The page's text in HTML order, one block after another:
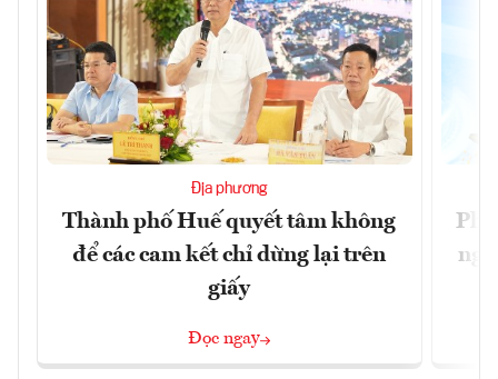
Địa phương
Thành phố Huế quyết tâm không
để các cam kết chỉ dừng lại trên
giấy
Đọc ngay